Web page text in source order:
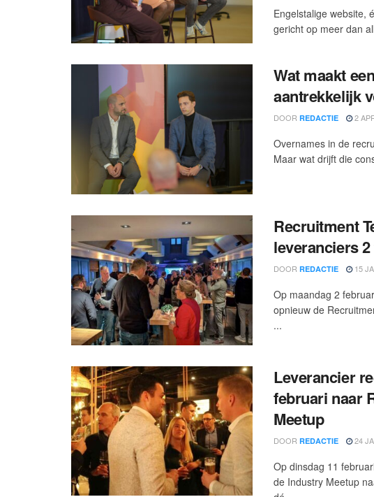
Engelstalige website,
gericht op meer dan
Wat maakt
aantrekkelijk
DOOR REDACTIE 2
Overnames in de
Maar wat drijft die
Recruitment
leveranciers
DOOR REDACTIE 15
Op maandag 2
opnieuw de
...
Leverancier
februari naar
Meetup
DOOR REDACTIE 24
Op dinsdag 11
de Industry Meetup